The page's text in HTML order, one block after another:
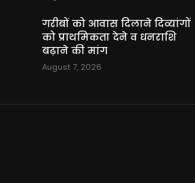
गरीबों को आवास दिलाने दिव्यांगों
को प्राथमिकता देने व धनराशि
बढ़ाने की मांग
August 7, 2026